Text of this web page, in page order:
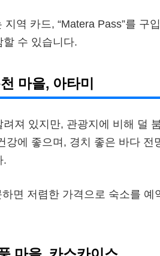
역 카드, “Matera Pass”를 구
수 있습니다.
마을, 아타미
져 있지만, 관광지에 비해 덜
강에 좋으며, 경치 좋은 바다 전
.
면 저렴한 가격으로 숙소를 예